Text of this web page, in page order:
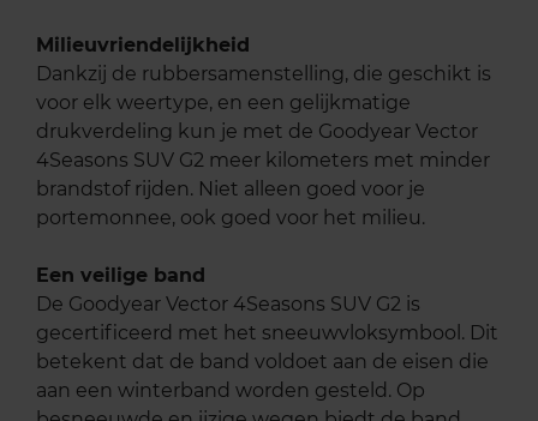
Milieuvriendelijkheid
Dankzij de rubbersamenstelling, die geschikt is
voor elk weertype, en een gelijkmatige
drukverdeling kun je met de Goodyear Vector
4Seasons SUV G2 meer kilometers met minder
brandstof rijden. Niet alleen goed voor je
portemonnee, ook goed voor het milieu.
Een veilige band
De Goodyear Vector 4Seasons SUV G2 is
gecertificeerd met het sneeuwvloksymbool. Dit
betekent dat de band voldoet aan de eisen die
aan een winterband worden gesteld. Op